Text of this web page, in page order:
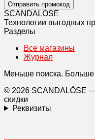
Отправить промокод
SCANDALOSE
Технологии выгодных
Разделы
Все магазины
Журнал
Меньше поиска.
© 2026 SCANDALÖSE
скидки
Реквизиты